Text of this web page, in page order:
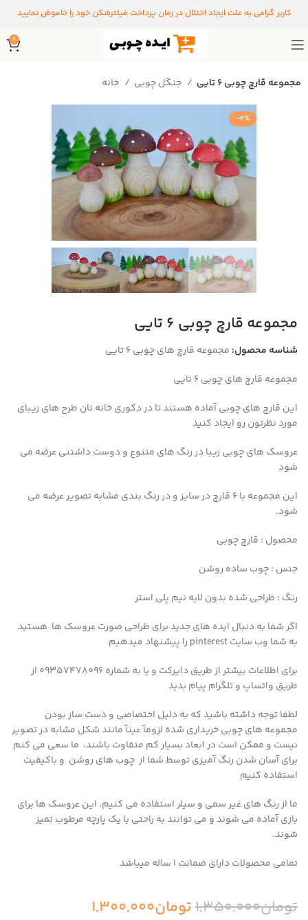
کاربر گرامی به علت ایجاد اختلال در زمان پرداخت فیلترشکن خود را خاموش نمایید
0
خانه جنگل چوبی مجموعه قارچ چوبی ۶ تایی
-4%
مجموعه قارچ چوبی ۶ تایی
شناسه محصول: مجموعه قارچ های چوبی ۶ تایی
مجموعه قارچ های چوبی ۶ تایی
این قارچ های چوبی آماده هستند تا در دکوری خانه تان طرح های زیبای
مورد نظرتون رو ایجاد کنید
عروسک های چوبی زیبا در رنگ های متنوع و دوست داشتنی عرضه می
شود
این مجموعه با ۶ قارچ در سایز و در رنگ بندی مشابه تصویر عرضه می
شود.
محصول : قارچ چوبی
جنس : چوب ساده روشن
رنگ : طراحی شده بدون لایه نیم پلی استر
اگر شما به دنبال ایده های جدید برای طراحی صورت عروسک ها هستید
به شما وب سایت pinterest را پیشنهاد میدهیم
برای اطلاعات بیشتر از طریق دایرکت و یا به شماره 09357478096 از
طریق واتساپ و تلگرام پیام بدید
لطفا توجه داشته باشید که به دلیل اختصاصی و دست ساز بودن
مجموعه های چوبی خریداری شده لزومآ عینآ مانند شکل مشابه در تصویر
نیست و ممکن است در ابعاد بسیار کم متفاوت باشند، ما سعی می کنم
برای آسان شدن رنگ آمیزی توسط شما از چوب های روشن و باکیفیت
استفاده کنیم
ما از رنگ های غیر سمی و سیلر استفاده می کنیم، این عروسک ها برای
بازی آماده می شوند و می توانند به راحتی با یک پارچه مرطوب تمیز
شوند.
تمامی محصولات دارای ضمانت ۱ ساله میباشد
تومان1,350,000تومان1,300,000